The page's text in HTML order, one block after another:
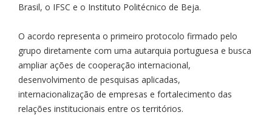
Brasil, o IFSC e o Instituto Politécnico de Beja.
O acordo representa o primeiro protocolo firmado pelo
grupo diretamente com uma autarquia portuguesa e busca
ampliar ações de cooperação internacional,
desenvolvimento de pesquisas aplicadas,
internacionalização de empresas e fortalecimento das
relações institucionais entre os territórios.